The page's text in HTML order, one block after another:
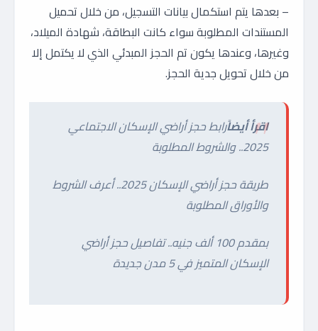
– بعدها يتم استكمال بيانات التسجيل، من خلال تحميل
المستندات المطلوبة سواء كانت البطاقة، شهادة الميلاد،
وغيرها، وعندها يكون تم الحجز المبدئي الذي لا يكتمل إلا
من خلال تحويل جدية الحجز.
اقرأ أيضاًرابط حجز أراضي الإسكان الاجتماعي
2025.. والشروط المطلوبة
طريقة حجز أراضي الإسكان 2025.. أعرف الشروط
والأوراق المطلوبة
بمقدم 100 ألف جنيه.. تفاصيل حجز أراضي
الإسكان المتميز في 5 مدن جديدة